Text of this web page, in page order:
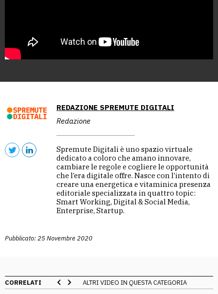
REDAZIONE SPREMUTE DIGITALI
Redazione
Spremute Digitali è uno spazio virtuale
dedicato a coloro che amano innovare,
cambiare le regole e cogliere le opportunità
che l’era digitale offre. Nasce con l’intento di
creare una energetica e vitaminica presenza
editoriale specializzata in quattro topic:
Smart Working, Digital & Social Media,
Enterprise, Startup.
Pubblicato: 25 Novembre 2020
CORRELATI ALTRI VIDEO IN QUESTA CATEGORIA